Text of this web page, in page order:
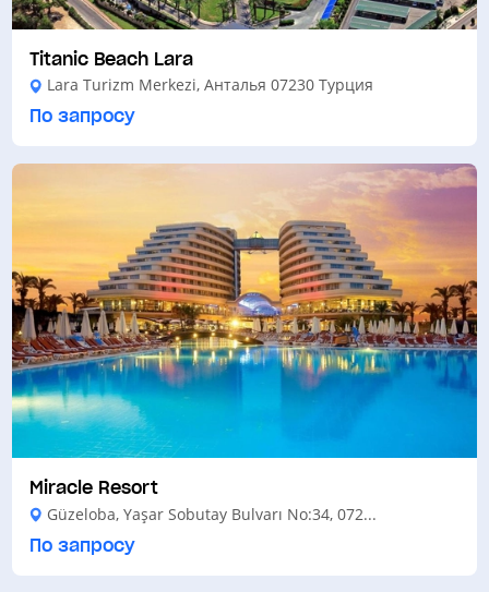
Titanic Beach Lara
Lara Turizm Merkezi, Анталья 07230 Турция
По запросу
Miracle Resort
Güzeloba, Yaşar Sobutay Bulvarı No:34, 072...
По запросу